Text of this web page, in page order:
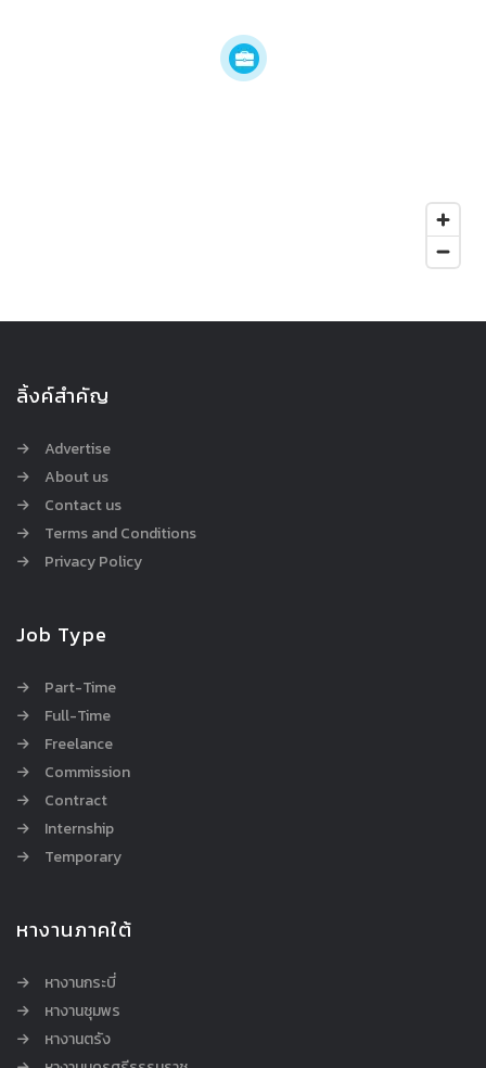
ลิ้งค์สำคัญ
Advertise
About us
Contact us
Terms and Conditions
Privacy Policy
Job Type
Part-Time
Full-Time
Freelance
Commission
Contract
Internship
Temporary
หางานภาคใต้
หางานกระบี่
หางานชุมพร
หางานตรัง